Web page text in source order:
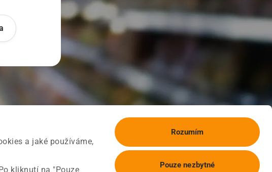
a jaké používáme,
kliknutí na "Pouze
Rozumím
Pouze nezbytné